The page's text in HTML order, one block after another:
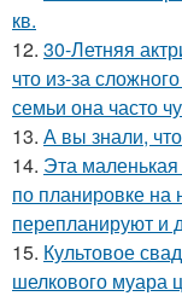
кв.
12. 30-Летняя
что из-за
семьи она часто
13. А вы знали,
14. Эта
по планировке
перепланируют и
15. Культовое
шелкового муара